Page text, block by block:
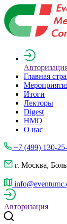
Главная
Итоги
Лекторы
Digest
НМО
О нас
+7 (499) 130-
г. Москва,
Авторизация